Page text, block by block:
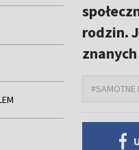
rodzin.
#SAMOTNE